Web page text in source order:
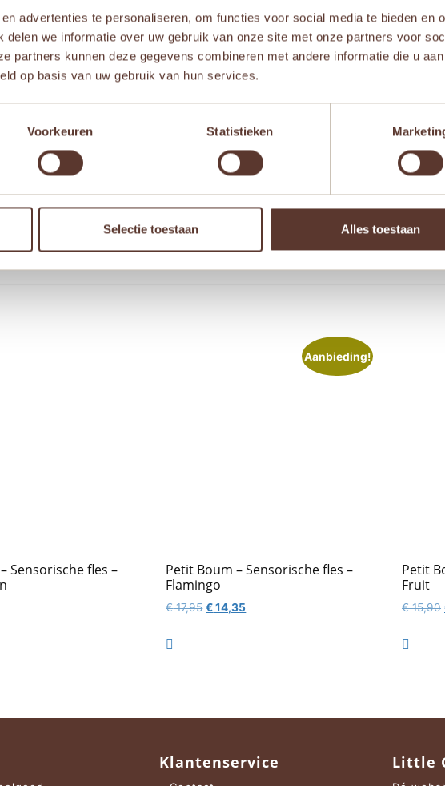
advertenties te personaliseren, om functies voor social media te bieden en
delen we informatie over uw gebruik van onze site met onze partners voor
partners kunnen deze gegevens combineren met andere informatie die u
op basis van uw gebruik van hun services.
Voorkeuren Statistieken
Selectie toestaan Alles toestaan
voor de volgende keer wanneer ik een reactie plaats.
Sensorische fles –
Aanbieding!
Petit Boum – Sensorische fles –
Flamingo
€17,95 Oorspronkelijke
€14,35Huidige

Petit
Fruit
€15,90

Klantenservice Little